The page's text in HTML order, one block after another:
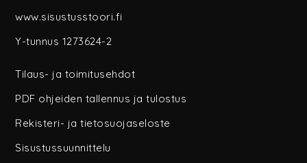
www.sisustusstoori.fi
Y-tunnus 1273624-2
Tilaus- ja toimitusehdot
PDF ohjeiden tallennus ja tulostus
Rekisteri- ja tietosuojaseloste
Sisustussuunnittelu